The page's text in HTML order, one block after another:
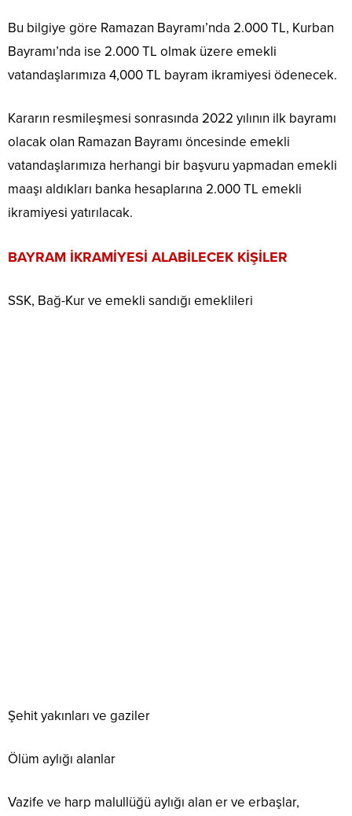
Bu bilgiye göre Ramazan Bayramı’nda 2.000 TL, Kurban
Bayramı’nda ise 2.000 TL olmak üzere emekli
vatandaşlarımıza 4,000 TL bayram ikramiyesi ödenecek.
Kararın resmileşmesi sonrasında 2022 yılının ilk bayramı
olacak olan Ramazan Bayramı öncesinde emekli
vatandaşlarımıza herhangi bir başvuru yapmadan emekli
maaşı aldıkları banka hesaplarına 2.000 TL emekli
ikramiyesi yatırılacak.
BAYRAM İKRAMİYESİ ALABİLECEK KİŞİLER
SSK, Bağ-Kur ve emekli sandığı emeklileri
Şehit yakınları ve gaziler
Ölüm aylığı alanlar
Vazife ve harp malullüğü aylığı alan er ve erbaşlar,